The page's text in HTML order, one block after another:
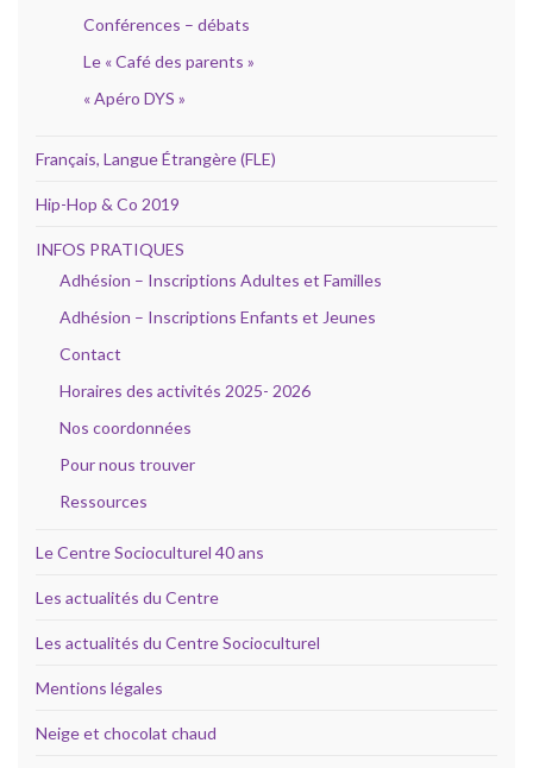
Conférences – débats
Le « Café des parents »
« Apéro DYS »
Français, Langue Étrangère (FLE)
Hip-Hop & Co 2019
INFOS PRATIQUES
Adhésion – Inscriptions Adultes et Familles
Adhésion – Inscriptions Enfants et Jeunes
Contact
Horaires des activités 2025- 2026
Nos coordonnées
Pour nous trouver
Ressources
Le Centre Socioculturel 40 ans
Les actualités du Centre
Les actualités du Centre Socioculturel
Mentions légales
Neige et chocolat chaud